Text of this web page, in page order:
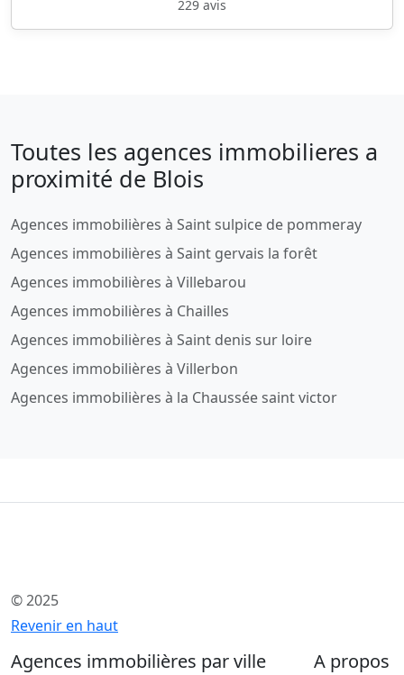
229 avis
Toutes les agences immobilieres a
proximité de Blois
Agences immobilières à Saint sulpice de pommeray
Agences immobilières à Saint gervais la forêt
Agences immobilières à Villebarou
Agences immobilières à Chailles
Agences immobilières à Saint denis sur loire
Agences immobilières à Villerbon
Agences immobilières à la Chaussée saint victor
© 2025
Revenir en haut
Agences immobilières par ville A propos